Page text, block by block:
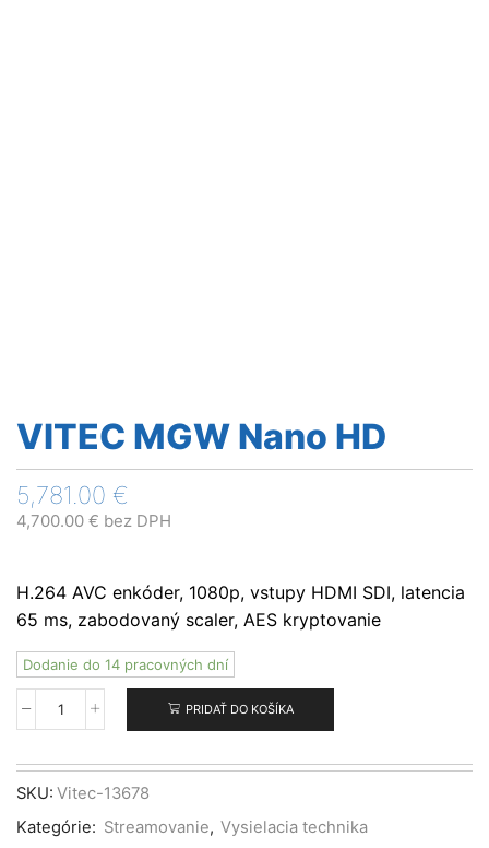
VITEC MGW Nano HD
5,781.00 €
4,700.00 € bez DPH
H.264 AVC enkóder, 1080p, vstupy HDMI SDI, latencia
65 ms, zabodovaný scaler, AES kryptovanie
Dodanie do 14 pracovných dní
množstvo
MGW
Nano
PRIDAŤ DO KOŠÍKA
SKU: Vitec-13678
Kategórie: Streamovanie, Vysielacia technika